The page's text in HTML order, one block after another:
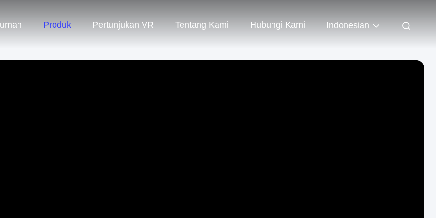
Produk Pertunjukan VR Tentang Kami Hubungi Kami Indonesian